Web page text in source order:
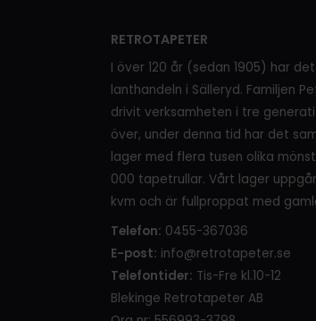
RETROTAPETER
I över 120 år (sedan 1905) har
lanthandeln i Sälleryd. Familjen
drivit verksamheten i tre
över, under denna tid har det
lager med flera tusen olika
000 tapetrullar. Vårt lager
kvm och är fullproppat med
Telefon: 0455-367036
E-post: info@retrotapeter.se
Telefontider: Tis-Fre kl.10-12
Blekinge Retrotapeter AB